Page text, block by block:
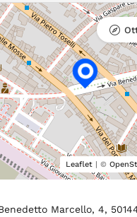
Leaflet | ©
Marcello, 4,